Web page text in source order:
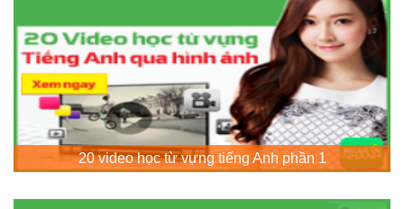
20 video học từ vựng tiếng Anh phần 1